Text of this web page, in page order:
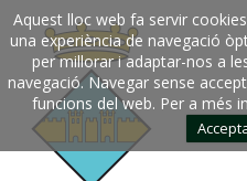
Aquest lloc web fa servir
una experiència de navegació
per millorar i adaptar-nos a
navegació. Navegar sense
funcions del web. Per a més